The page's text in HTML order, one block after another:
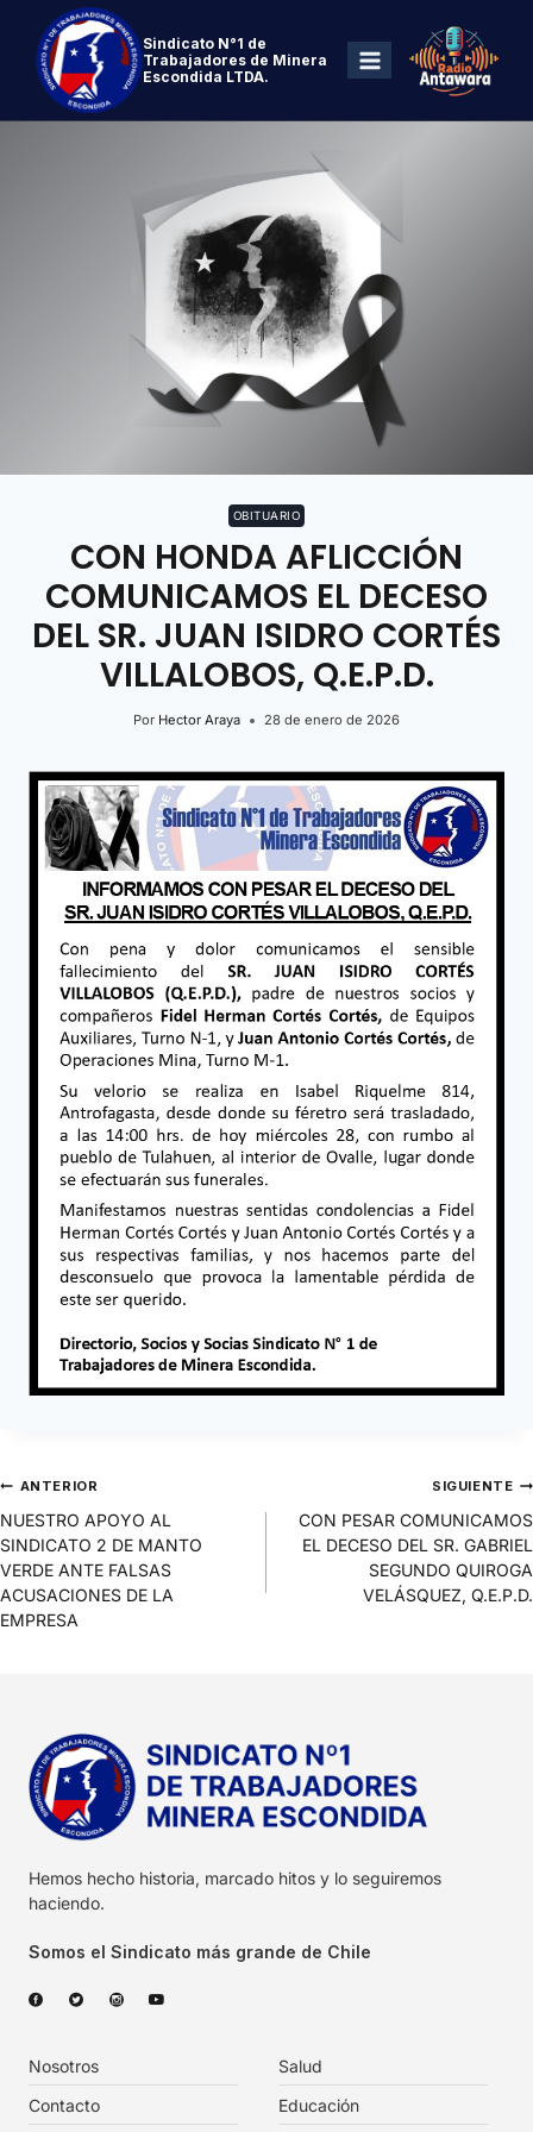
Sindicato N°1 de
Trabajadores de Minera
Escondida LTDA.
OBITUARIO
CON HONDA AFLICCIÓN
COMUNICAMOS EL DECESO
DEL SR. JUAN ISIDRO CORTÉS
VILLALOBOS, Q.E.P.D.
Por Hector Araya 28 de enero de 2026
ANTERIOR
NUESTRO APOYO AL
SINDICATO 2 DE MANTO
VERDE ANTE FALSAS
ACUSACIONES DE LA
EMPRESA
SIGUIENTE
CON PESAR COMUNICAMOS
EL DECESO DEL SR. GABRIEL
SEGUNDO QUIROGA
VELÁSQUEZ, Q.E.P.D.
Hemos hecho historia, marcado hitos y lo seguiremos
haciendo.
Somos el Sindicato más grande de Chile
Nosotros
Contacto
Salud
Educación